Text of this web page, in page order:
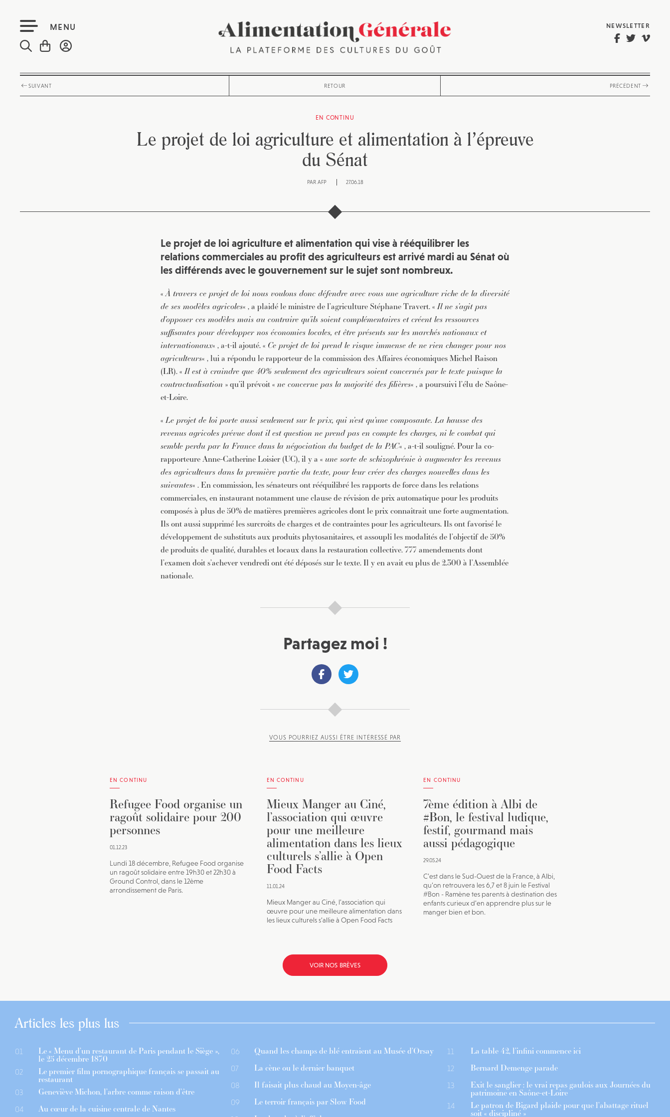
MENU NEWSLETTER
SUIVANT RETOUR PRÉCÉDENT
EN CONTINU
Le projet de loi agriculture et alimentation à l’épreuve
du Sénat
PAR AFP 27.06.18
Le projet de loi agriculture et alimentation qui vise à rééquilibrer les
relations commerciales au profit des agriculteurs est arrivé mardi au Sénat où
les différends avec le gouvernement sur le sujet sont nombreux.
«À travers ce projet de loi nous voulons donc défendre avec vous une agriculture riche de la diversité
de ses modèles agricoles« , a plaidé le ministre de l’agriculture Stéphane Travert. «Il ne s’agit pas
d’opposer ces modèles mais au contraire qu’ils soient complémentaires et créent les ressources
suffisantes pour développer nos économies locales, et être présents sur les marchés nationaux et
internationaux« , a-t-il ajouté. « Ce projet de loi prend le risque immense de ne rien changer pour nos
agriculteurs« , lui a répondu le rapporteur de la commission des Affaires économiques Michel Raison
(LR). «Il est à craindre que 40% seulement des agriculteurs soient concernés par le texte puisque la
contractualisation » qu’il prévoit « ne concerne pas la majorité des filières« , a poursuivi l’élu de Saône-
et-Loire.
«Le projet de loi porte aussi seulement sur le prix, qui n’est qu’une composante. La hausse des
revenus agricoles prévue dont il est question ne prend pas en compte les charges, ni le combat qui
semble perdu par la France dans la négociation du budget de la PAC« , a-t-il souligné. Pour la co-
rapporteure Anne-Catherine Loisier (UC), il y a « une sorte de schizophrénie à augmenter les revenus
des agriculteurs dans la première partie du texte, pour leur créer des charges nouvelles dans les
suivantes« . En commission, les sénateurs ont rééquilibré les rapports de force dans les relations
commerciales, en instaurant notamment une clause de révision de prix automatique pour les produits
composés à plus de 50% de matières premières agricoles dont le prix connaîtrait une forte augmentation.
Ils ont aussi supprimé les surcroîts de charges et de contraintes pour les agriculteurs. Ils ont favorisé le
développement de substituts aux produits phytosanitaires, et assoupli les modalités de l’objectif de 50%
de produits de qualité, durables et locaux dans la restauration collective. 777 amendements dont
l’examen doit s’achever vendredi ont été déposés sur le texte. Il y en avait eu plus de 2.300 à l’Assemblée
nationale.
Partagez moi !
VOUS POURRIEZ AUSSI ÊTRE INTÉRESSÉ PAR
EN CONTINU
Refugee Food organise un
ragoût solidaire pour 200
personnes
01.12.23
Lundi 18 décembre, Refugee Food organise
un ragoût solidaire entre 19h30 et 22h30 à
Ground Control, dans le 12ème
arrondissement de Paris.
EN CONTINU
Mieux Manger au Ciné,
l’association qui œuvre
pour une meilleure
alimentation dans les lieux
culturels s’allie à Open
Food Facts
11.01.24
Mieux Manger au Ciné, l’association qui
œuvre pour une meilleure alimentation dans
les lieux culturels s’allie à Open Food Facts
EN CONTINU
7ème édition à Albi de
#Bon, le festival ludique,
festif, gourmand mais
aussi pédagogique
29.05.24
C’est dans le Sud-Ouest de la France, à Albi,
qu’on retrouvera les 6,7 et 8 juin le Festival
#Bon - Ramène tes parents à destination des
enfants curieux d’en apprendre plus sur le
manger bien et bon.
VOIR NOS BRÈVES
Articles les plus lus
01 Le « Menu d’un restaurant de Paris pendant le Siège »,
le 25 décembre 1870
02 Le premier film pornographique français se passait au
restaurant
03 Geneviève Michon, l’arbre comme raison d’être
04 Au cœur de la cuisine centrale de Nantes
06 Quand les champs de blé entraient au Musée d’Orsay
07 La cène ou le dernier banquet
08 Il faisait plus chaud au Moyen-âge
09 Le terroir français par Slow Food
11 La table 42, l’infini commence ici
12 Bernard Demenge parade
13 Exit le sanglier : le vrai repas gaulois aux Journées du
patrimoine en Saône-et-Loire
14 Le patron de Bigard plaide pour que l’abattage rituel
soit « discipliné »